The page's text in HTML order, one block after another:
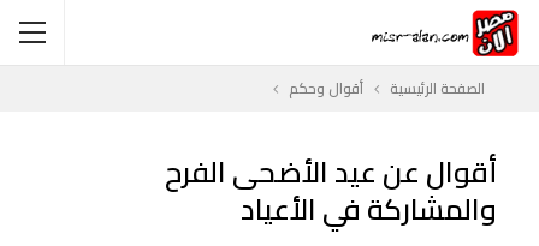
الصفحة الرئيسية أقوال وحكم
أقوال عن عيد الأضحى الفرح
والمشاركة في الأعياد